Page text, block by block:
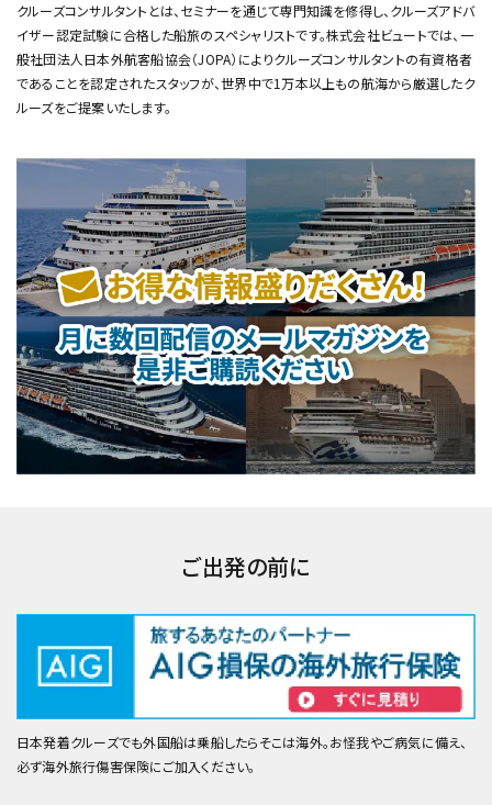
クルーズコンサルタントとは、セミナーを通じて専門知識を修得し、クルーズアドバ
イザー認定試験に合格した船旅のスペシャリストです。株式会社ビュートでは、一
般社団法人日本外航客船協会（JOPA）によりクルーズコンサルタントの有資格者
であることを認定されたスタッフが、世界中で1万本以上もの航海から厳選したク
ルーズをご提案いたします。
ご出発の前に
日本発着クルーズでも外国船は乗船したらそこは海外。お怪我やご病気に備え、
必ず海外旅行傷害保険にご加入ください。